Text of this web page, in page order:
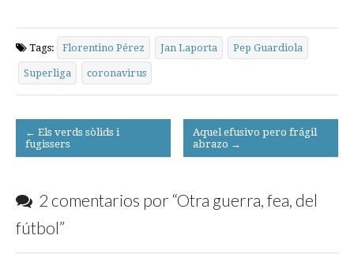
Tags: Florentino Pérez Jan Laporta Pep Guardiola
Superliga coronavirus
Post
navigation
← Els verds sòlids i
fugissers
Aquel efusivo pero frágil
abrazo →
2 comentarios por “Otra guerra, fea, del
fútbol”